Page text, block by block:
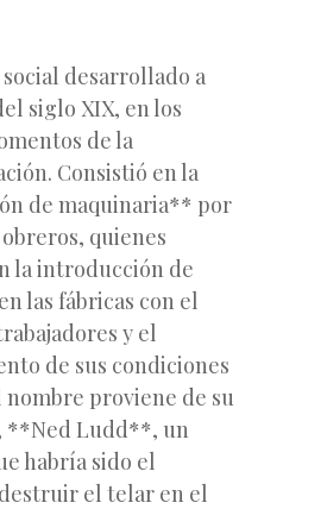
desarrollado a
siglo XIX, en los
de la
Consistió en la
de maquinaria** por
quienes
la introducción de
las fábricas con el
y el
de sus condiciones
nombre proviene de su
**Ned Ludd**, un
habría sido el
el telar en el